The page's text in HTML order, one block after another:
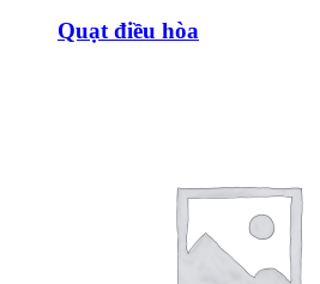
Quạt điều hòa